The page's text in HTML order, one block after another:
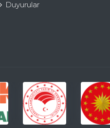
Duyurular